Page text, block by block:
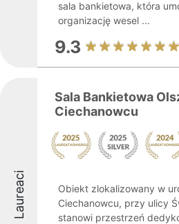
sala bankietowa, która
organizację wesel ...
9.3
Laureaci
Sala Bankietowa
Ciechanowcu
Obiekt zlokalizowany w
Ciechanowcu, przy ulicy
stanowi przestrzeń